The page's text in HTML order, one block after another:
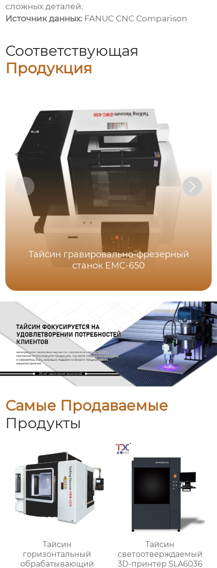
сложных деталей.
Источник данных: FANUC CNC Comparison
Соответствующая
Продукция
Тайсин гравировально-фрезерный
станок EMC-650
Самые Продаваемые
Продукты
Тайсин
горизонтальный
обрабатывающий
Тайсин
светоотверждаемый
3D-принтер SLA6036